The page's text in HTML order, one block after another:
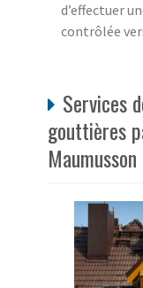
d’effectuer
contrôlée
Services
gouttières